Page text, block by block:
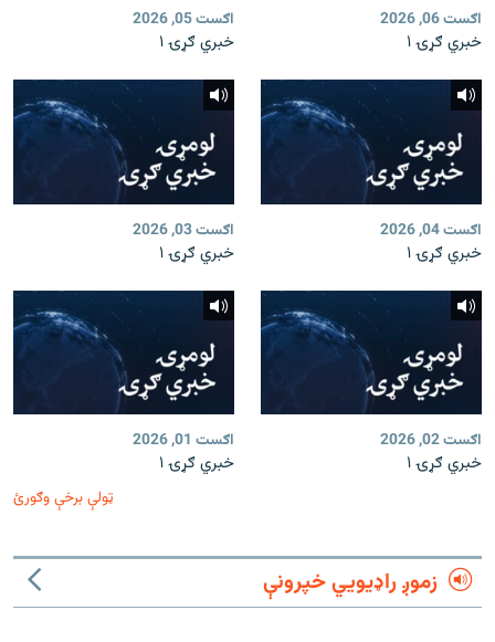
اګست 06, 2026
خبري ګړۍ ۱
اګست 05, 2026
خبري ګړۍ ۱
اګست 04, 2026
خبري ګړۍ ۱
اګست 03, 2026
خبري ګړۍ ۱
اګست 02, 2026
خبري ګړۍ ۱
اګست 01, 2026
خبري ګړۍ ۱
ټولې برخې وګورئ
زموږ راډیويي خپرونې